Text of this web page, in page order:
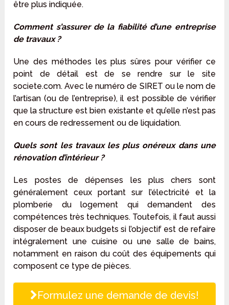
être plus indiquée.
Comment s’assurer de la fiabilité d’une entreprise
de travaux ?
Une des méthodes les plus sûres pour vérifier ce
point de détail est de se rendre sur le site
societe.com. Avec le numéro de SIRET ou le nom de
l’artisan (ou de l’entreprise), il est possible de vérifier
que la structure est bien existante et qu’elle n’est pas
en cours de redressement ou de liquidation.
Quels sont les travaux les plus onéreux dans une
rénovation d’intérieur ?
Les postes de dépenses les plus chers sont
généralement ceux portant sur l’électricité et la
plomberie du logement qui demandent des
compétences très techniques. Toutefois, il faut aussi
disposer de beaux budgets si l’objectif est de refaire
intégralement une cuisine ou une salle de bains,
notamment en raison du coût des équipements qui
composent ce type de pièces.
Formulez une demande de devis!